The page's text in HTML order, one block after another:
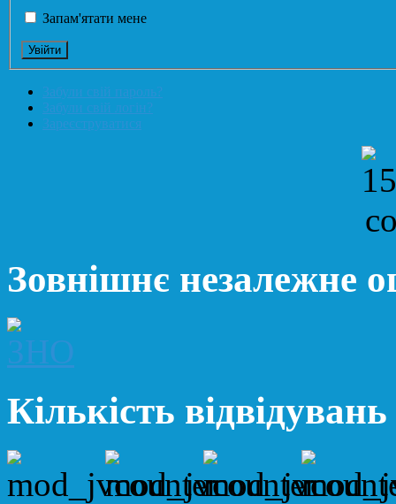
Запам'ятати мене
Забули свій пароль?
Забули свій логін?
Зареєструватися
Зовнішнє незалежне
Кількість відвідувань